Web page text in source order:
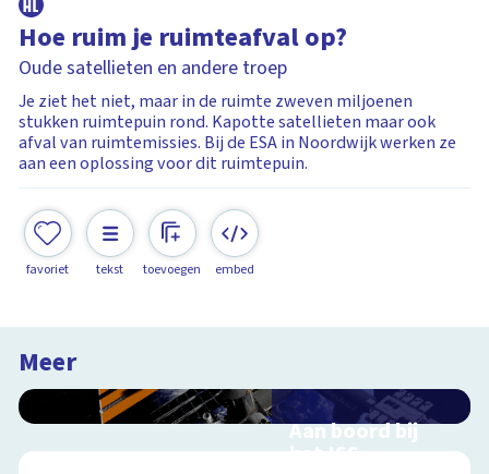
Hoe ruim je ruimteafval op?
Oude satellieten en andere troep
Je ziet het niet, maar in de ruimte zweven miljoenen
stukken ruimtepuin rond. Kapotte satellieten maar ook
afval van ruimtemissies. Bij de ESA in Noordwijk werken ze
aan een oplossing voor dit ruimtepuin.
favoriet tekst toevoegen embed
Meer
Aan boord bij
het ISS